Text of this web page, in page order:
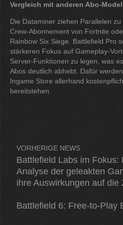
Vergleich mit anderen Abo-
Die Dataminer ziehen Parallelen
Crew-Abonnement von Fortnite
Rainbow Six Siege. Battlefield Pro
stärkeren Fokus auf Gameplay-
Server-Funktionen zu legen, was
Abos deutlich abhebt. Dafür
Ingame Store allerhand
bereitstehen.
VORHERIGE NEWS
Battlefield Labs im Fokus:
Analyse der geleakten
ihre Auswirkungen auf die
Battlefield 6: Free-to-Play